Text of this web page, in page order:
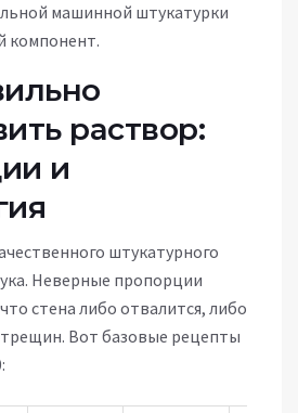
машинной штукатурки
компонент.
раствор:
и
штукатурного
Неверные пропорции
стена либо отвалится, либо
Вот базовые рецепты